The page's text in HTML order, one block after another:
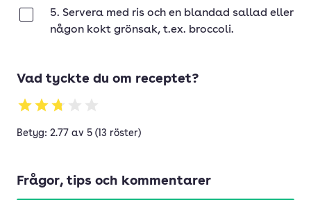
5. Servera med ris och en blandad sallad eller
någon kokt grönsak, t.ex. broccoli.
Vad tyckte du om receptet?
Betyg: 2.77 av 5 (13 röster)
Frågor, tips och kommentarer